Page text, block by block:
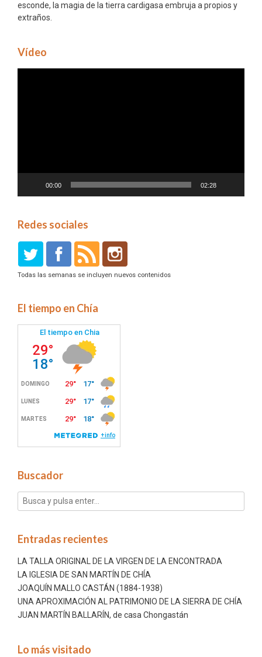
esconde, la magia de la tierra cardigasa embruja a propios y
extraños.
Vídeo
00:00 02:28
Redes sociales
Todas las semanas se incluyen nuevos contenidos
El tiempo en Chía
Buscador
Entradas recientes
LA TALLA ORIGINAL DE LA VIRGEN DE LA ENCONTRADA
LA IGLESIA DE SAN MARTÍN DE CHÍA
JOAQUÍN MALLO CASTÁN (1884-1938)
UNA APROXIMACIÓN AL PATRIMONIO DE LA SIERRA DE CHÍA
JUAN MARTÍN BALLARÍN, de casa Chongastán
Lo más visitado